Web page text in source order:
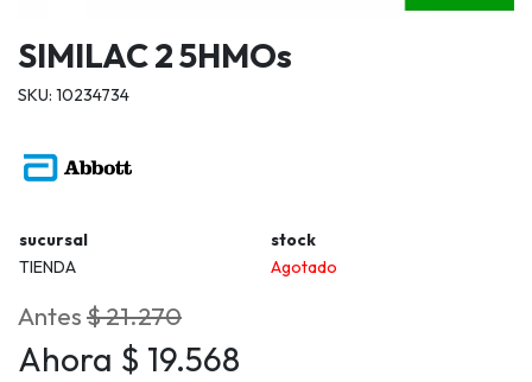
SIMILAC 2 5HMOs
SKU: 10234734
sucursal
stock
TIENDA
Agotado
Antes$ 21.270
Ahora $ 19.568